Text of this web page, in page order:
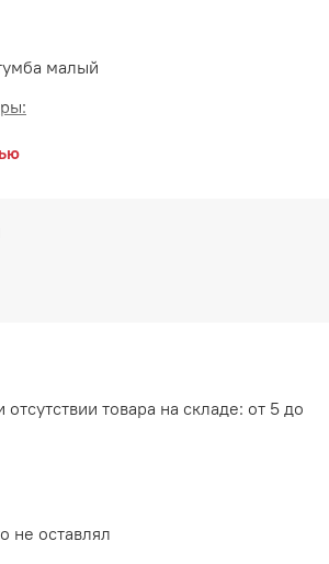
малый
мм
товара на складе: от 5 до
не оставлял